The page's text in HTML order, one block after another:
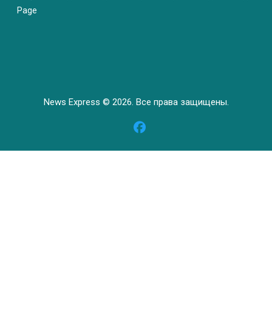
Page
News Express © 2026. Все права защищены.